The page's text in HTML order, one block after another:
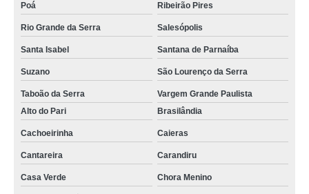
Poá Ribeirão Pires
Rio Grande da Serra Salesópolis
Santa Isabel Santana de Parnaíba
Suzano São Lourenço da Serra
Taboão da Serra
Vargem Grande Paulista
Alto do Pari
Brasilândia
Cachoeirinha Caieras
Cantareira Carandiru
Casa Verde Chora Menino